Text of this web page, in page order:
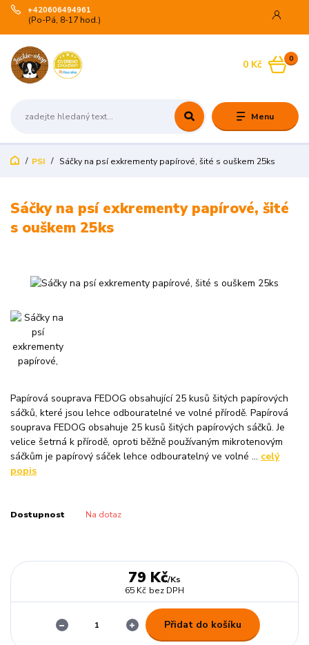
Menu
+420606494961
(Po-Pá, 8-17 hod.)
0
0 Kč
PSI Sáčky na psí exkrementy papírové, šité s ouškem 25ks
Sáčky na psí exkrementy papírové, šité
s ouškem 25ks
Papírová souprava FEDOG obsahující 25 kusů šitých papírových
sáčků, které jsou lehce odbouratelné ve volné přírodě. Papírová
souprava FEDOG obsahuje 25 kusů šitých papírových sáčků. Je
velice šetrná k přírodě, oproti běžně používaným mikrotenovým
sáčkům je papírový sáček lehce odbouratelný ve volné ... celý
popis
Dostupnost Na dotaz
79 Kč/Ks
65 Kč bez DPH
Přidat do košíku